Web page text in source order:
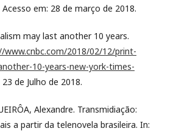
Acesso em: 28 de março de 2018.
may last another 10 years.
www.cnbc.com/2018/02/12/print-
10-years-new-york-times-
de Julho de 2018.
Alexandre. Transmidiação:
a partir da telenovela brasileira. In: